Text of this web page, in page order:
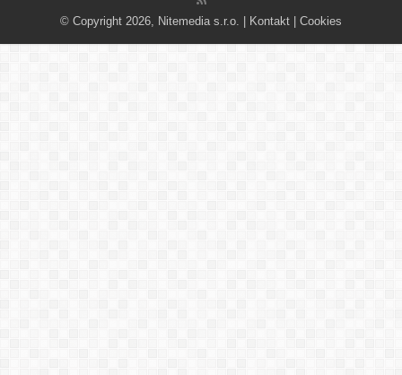
© Copyright 2026, Nitemedia s.r.o. | Kontakt Cookies